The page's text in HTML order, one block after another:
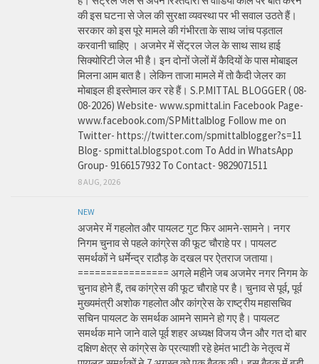
की इस घटना से जेल की सुरक्षा व्यवस्था पर भी सवाल उठते हैं।
सरकार को इस पूरे मामले की गंभीरता के साथ जांच पड़ताल
करवानी चाहिए । अजमेर में सेंट्रल जेल के साथ साथ हाई
सिक्योरिटी जेल भी है। इन दोनों जेलों में कैदियों के पास मोबाइल
मिलना आम बात है। लेकिन ताजा मामले में तो कैदी जेलर का
मोबाइल ही इस्तेमाल कर रहे हैं। S.P.MITTAL BLOGGER ( 08-
08-2026) Website- www.spmittal.in Facebook Page-
www.facebook.com/SPMittalblog Follow me on
Twitter- https://twitter.com/spmittalblogger?s=11
Blog- spmittal.blogspot.com To Add in WhatsApp
Group- 9166157932 To Contact- 9829071511
8 AUG, 2026
NEW
अजमेर में गहलोत और पायलट गुट फिर आमने-सामने। नगर
निगम चुनाव से पहले कांग्रेस की फूट चौराहे पर। पायलट
समर्थकों ने धर्मेन्द्र राठौड़ के दखल पर ऐतराज जताया।
================ अगले महीने जब अजमेर नगर निगम के
चुनाव होने हैं, तब कांग्रेस की फूट चौराहे पर है। चुनाव से पूर्व, पूर्व
मुख्यमंत्री अशोक गहलोत और कांग्रेस के राष्ट्रीय महासचिव
सचिन पायलट के समर्थक आमने सामने हो गए है। पायलट
समर्थक माने जाने वाले पूर्व शहर अध्यक्ष विजय जैन और गत दो बार
दक्षिण क्षेत्र से कांग्रेस के प्रत्याशी रहे हेमंत भाटी के नेतृत्व में